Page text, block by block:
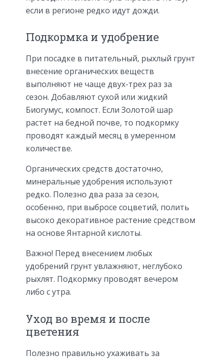
если в регионе редко идут дожди.
Подкормка и удобрение
При посадке в питательный, рыхлый грунт
внесение органических веществ
выполняют не чаще двух-трех раз за
сезон. Добавляют сухой или жидкий
Биогумус, компост. Если Золотой шар
растет на бедной почве, то подкормку
проводят каждый месяц в умеренном
количестве.
Органических средств достаточно,
минеральные удобрения используют
редко. Полезно два раза за сезон,
особенно, при выбросе соцветий, полить
высоко декоративное растение средством
на основе Янтарной кислоты.
Важно! Перед внесением любых
удобрений грунт увлажняют, неглубоко
рыхлят. Подкормку проводят вечером
либо с утра.
Уход во время и после
цветения
Полезно правильно ухаживать за